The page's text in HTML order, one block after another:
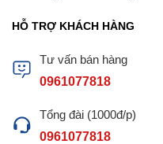
HỖ TRỢ KHÁCH HÀNG
Tư vấn bán hàng
0961077818
Tổng đài (1000đ/p)
0961077818